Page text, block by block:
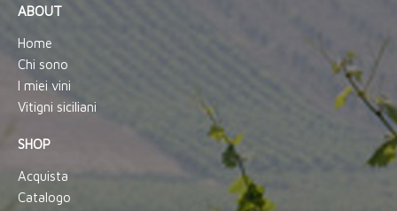
ABOUT
Home
Chi sono
I miei vini
Vitigni siciliani
SHOP
Acquista
Catalogo